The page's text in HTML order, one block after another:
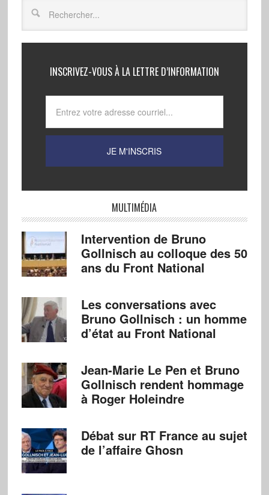
INSCRIVEZ-VOUS À LA LETTRE D’INFORMATION
MULTIMÉDIA
Intervention de Bruno
Gollnisch au colloque des 50
ans du Front National
Les conversations avec
Bruno Gollnisch : un homme
d’état au Front National
Jean-Marie Le Pen et Bruno
Gollnisch rendent hommage
à Roger Holeindre
Débat sur RT France au sujet
de l’affaire Ghosn